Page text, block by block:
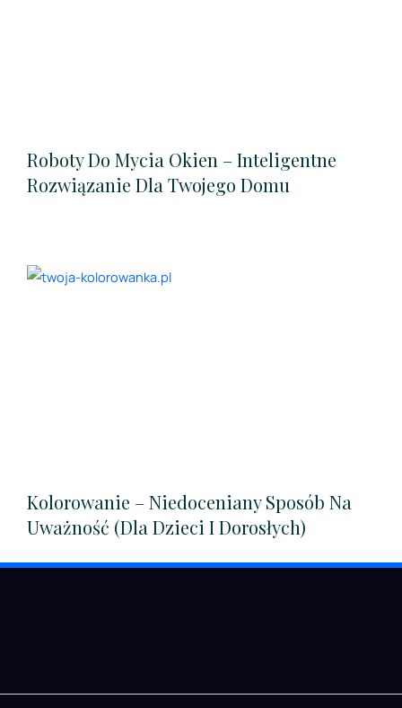
Roboty Do Mycia Okien – Inteligentne
Rozwiązanie Dla Twojego Domu
Kolorowanie – Niedoceniany Sposób Na
Uważność (dla Dzieci I Dorosłych)